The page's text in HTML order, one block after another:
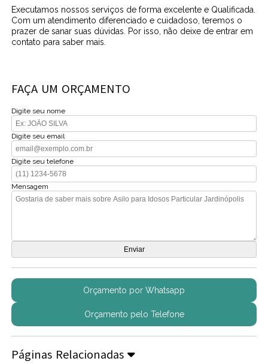
Executamos nossos serviços de forma excelente e Qualificada.
Com um atendimento diferenciado e cuidadoso, teremos o
prazer de sanar suas dúvidas. Por isso, não deixe de entrar em
contato para saber mais.
FAÇA UM ORÇAMENTO
Digite seu nome
Digite seu email
Digite seu telefone
Mensagem
Orçamento por Whatsapp
Orçamento pelo Telefone
Páginas Relacionadas